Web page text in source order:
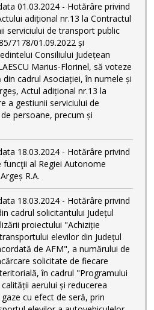
01.03.2024 - Hotărâre privind
adițional nr.13 la Contractul
serviciului de transport public
7178/01.09.2022 și
Consiliului Județean
Marius-Florinel, să voteze
din cadrul Asociației, în numele și
Actul adițional nr.13 la
a gestiunii serviciului de
persoane, precum și
18.03.2024 - Hotărâre privind
al Regiei Autonome
R.A.
18.03.2024 - Hotărâre privind
cadrul solicitantului Județul
proiectului "Achiziție
elevilor din Județul
de AFM", a numărului de
solicitate de fiecare
în cadrul "Programului
aerului și reducerea
cu efect de seră, prin